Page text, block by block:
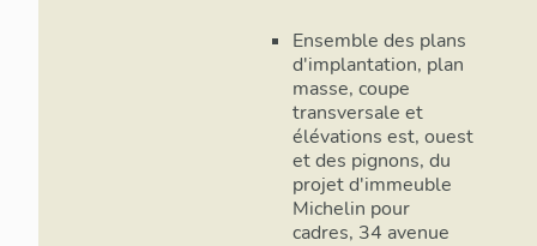
Ensemble des plans
d'implantation, plan
masse, coupe
transversale et
élévations est, ouest
et des pignons, du
projet d'immeuble
Michelin pour
cadres, 34 avenue